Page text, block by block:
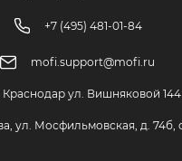
+7 (495) 481-01-84
mofi.support@mofi.ru
Краснодар ул. Вишняковой 144
ул. Мосфильмовская, д.